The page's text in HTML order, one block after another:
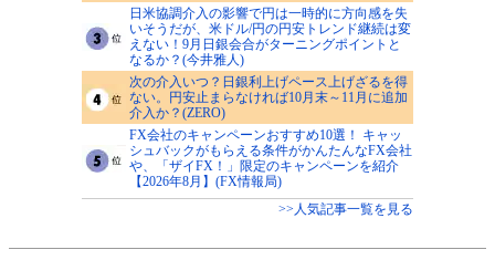
日米協調介入の影響で円は一時的に方向感を失
いそうだが、米ドル/円の円安トレンド継続は変
えない！9月日銀会合がターニングポイントと
なるか？(今井雅人)
次の介入いつ？日銀利上げペース上げざるを得
ない。円安止まらなければ10月末～11月に追加
介入か？(ZERO)
FX会社のキャンペーンおすすめ10選！ キャッ
シュバックがもらえる条件がかんたんなFX会社
や、「ザイFX！」限定のキャンペーンを紹介
【2026年8月】(FX情報局)
>>人気記事一覧を見る